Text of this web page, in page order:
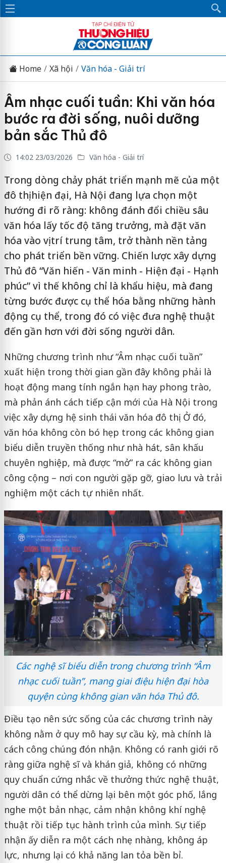
Home Xã hội Văn hóa - Giải trí
Âm nhạc cuối tuần: Khi văn hóa
bước ra đời sống, nuôi dưỡng
bản sắc Thủ đô
14:02 23/03/2026 Văn hóa - Giải trí
Trong dòng chảy phát triển mạnh mẽ của một
đô thị hiện đại, Hà Nội đang lựa chọn một
hướng đi rõ ràng: không đánh đổi chiều sâu
văn hóa lấy tốc độ tăng trưởng, mà đặt văn
hóa vào vị trí trung tâm, trở thành nền tảng
cho phát triển bền vững. Chiến lược xây dựng
Thủ đô “Văn hiến - Văn minh - Hiện đại - Hạnh
phúc” vì thế không chỉ là khẩu hiệu, mà đang
từng bước được cụ thể hóa bằng những hành
động cụ thể, trong đó có việc đưa nghệ thuật
đến gần hơn với đời sống người dân.
Những chương trình như “Âm nhạc cuối tuần”
xuất hiện trong thời gian gần đây không phải là
hoạt động mang tính ngắn hạn hay phong trào,
mà phản ánh cách tiếp cận mới của Hà Nội trong
việc xây dựng hệ sinh thái văn hóa đô thị. Ở đó,
văn hóa không còn bó hẹp trong các không gian
biểu diễn truyền thống như nhà hát, sân khấu
chuyên nghiệp, mà được “mở” ra các không gian
công cộng – nơi con người gặp gỡ, giao lưu và trải
nghiệm một cách tự nhiên nhất.
Các nghệ sĩ biểu diễn trong chương trình “Âm
nhạc cuối tuần”, mang giai điệu hiện đại hòa
quyện cùng không gian văn hóa Thủ đô.
Điều tạo nên sức sống của các chương trình này
không nằm ở quy mô hay sự cầu kỳ, mà chính là
cách công chúng đón nhận. Không có ranh giới rõ
ràng giữa nghệ sĩ và khán giả, không có những
quy chuẩn cứng nhắc về thưởng thức nghệ thuật,
người dân có thể dừng lại bên một góc phố, lắng
nghe một bản nhạc, cảm nhận không khí nghệ
thuật rồi tiếp tục hành trình của mình. Sự tiếp
nhận ấy diễn ra một cách nhẹ nhàng, không áp
lực, nhưng lại có khả năng lan tỏa bền bỉ.